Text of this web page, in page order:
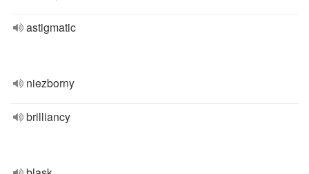
astigmatic
niezborny
brilliancy